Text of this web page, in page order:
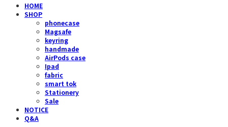
HOME
SHOP
phonecase
Magsafe
keyring
handmade
AirPods case
Ipad
fabric
smart tok
Stationery
Sale
NOTICE
Q&A